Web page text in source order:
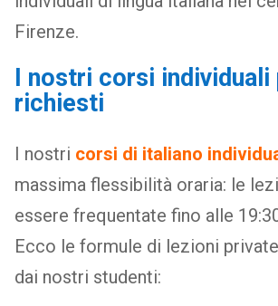
Firenze.
I nostri corsi individuali
richiesti
I nostri corsi di italiano
massima flessibilità oraria: le
essere frequentate fino alle
Ecco le formule di lezioni
dai nostri studenti: